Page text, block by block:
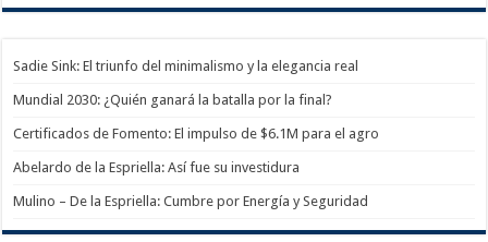
Sadie Sink: El triunfo del minimalismo y la elegancia real
Mundial 2030: ¿Quién ganará la batalla por la final?
Certificados de Fomento: El impulso de $6.1M para el agro
Abelardo de la Espriella: Así fue su investidura
Mulino – De la Espriella: Cumbre por Energía y Seguridad